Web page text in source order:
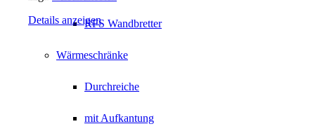
RFS Wandbretter
Wärmeschränke
Durchreiche
mit Aufkantung
Details anzeigen